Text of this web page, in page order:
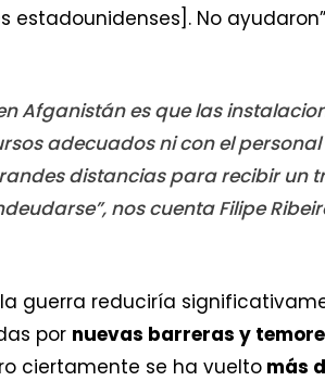
estadounidenses]. No
Afganistán es que las
adecuados ni con el
distancias para recibir
nos cuenta Filipe
guerra reduciría
por nuevas barreras y
ciertamente se ha vuelto más